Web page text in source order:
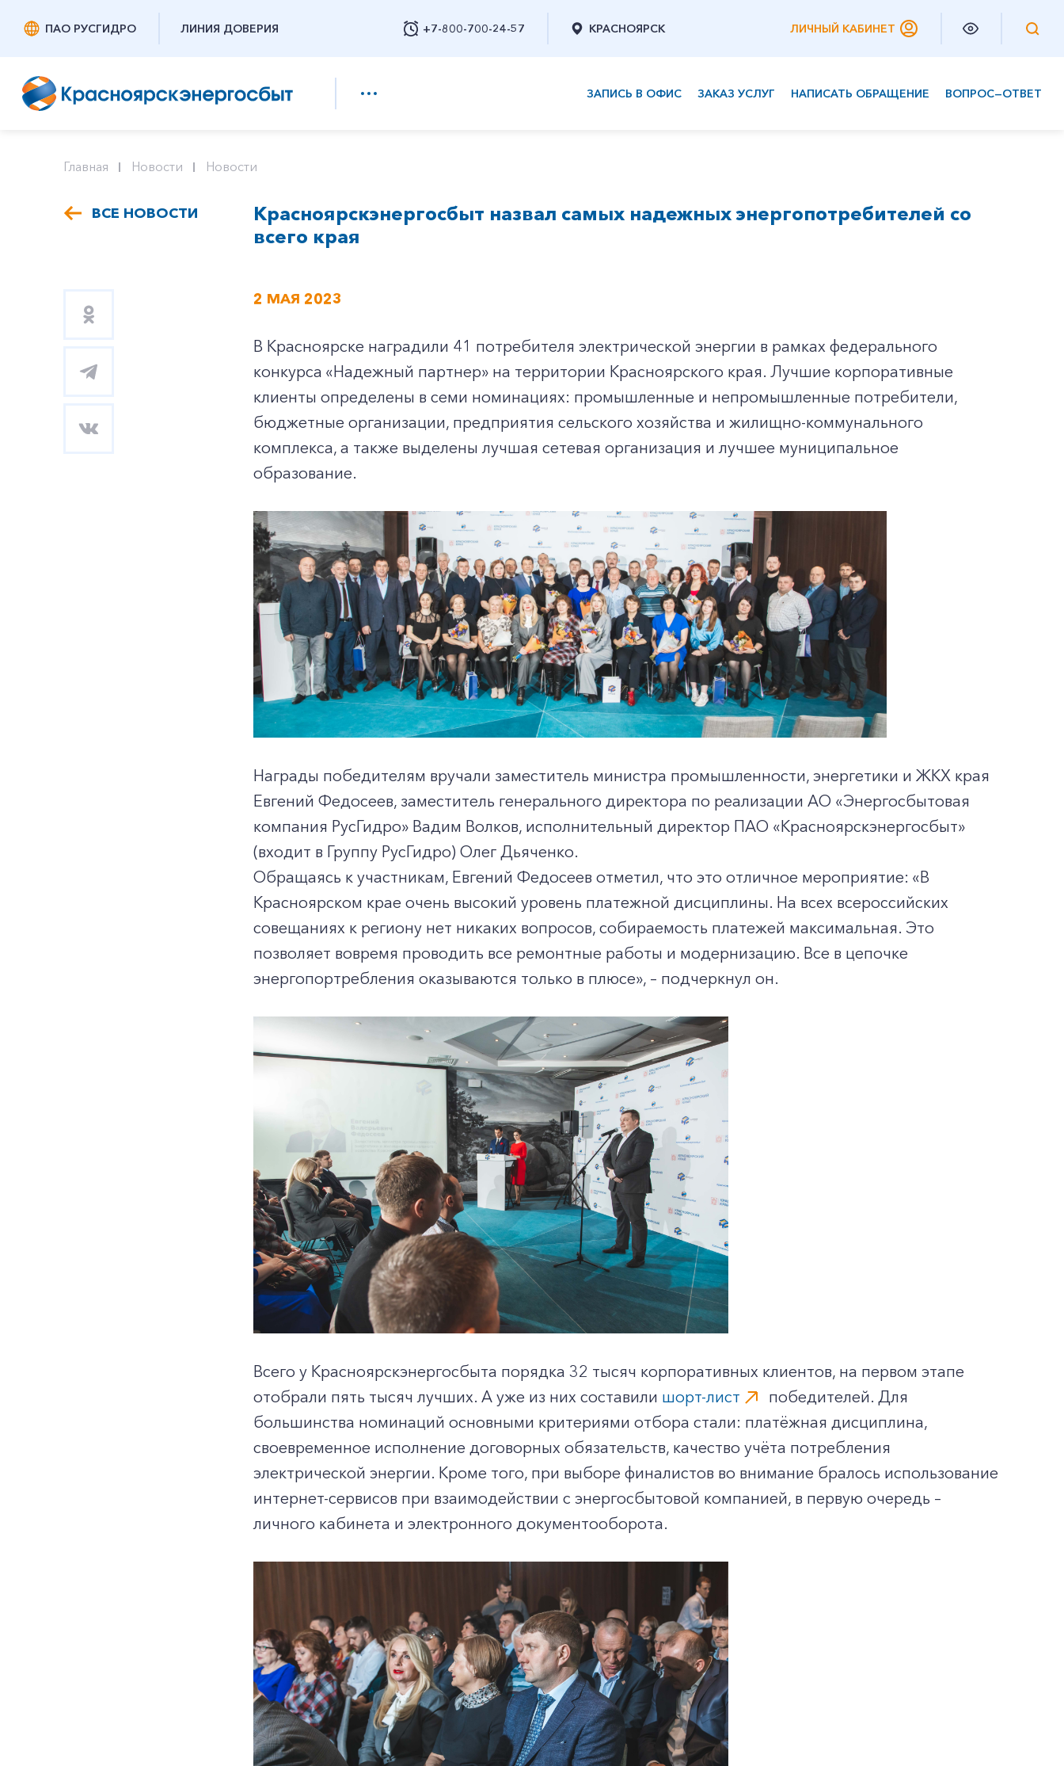
ПАО РУСГИДРО ЛИНИЯ ДОВЕРИЯ +7-800-700-24-57
Заказать обратный звонок
КРАСНОЯРСК ЛИЧНЫЙ КАБИНЕТ
ЗАПИСЬ В ОФИС ЗАКАЗ УСЛУГ НАПИСАТЬ ОБРАЩЕНИЕ ВОПРОС—ОТВЕТ
Главная Новости Новости
ВСЕ НОВОСТИ
Красноярскэнергосбыт назвал самых надежных энергопотребителей со
всего края
2 МАЯ 2023
В Красноярске наградили 41 потребителя электрической энергии в рамках федерального
конкурса «Надежный партнер» на территории Красноярского края. Лучшие корпоративные
клиенты определены в семи номинациях: промышленные и непромышленные потребители,
бюджетные организации, предприятия сельского хозяйства и жилищно-коммунального
комплекса, а также выделены лучшая сетевая организация и лучшее муниципальное
образование.
Награды победителям вручали заместитель министра промышленности, энергетики и ЖКХ края
Евгений Федосеев, заместитель генерального директора по реализации АО «Энергосбытовая
компания РусГидро» Вадим Волков, исполнительный директор ПАО «Красноярскэнергосбыт»
(входит в Группу РусГидро) Олег Дьяченко.
Обращаясь к участникам, Евгений Федосеев отметил, что это отличное мероприятие: «В
Красноярском крае очень высокий уровень платежной дисциплины. На всех всероссийских
совещаниях к региону нет никаких вопросов, собираемость платежей максимальная. Это
позволяет вовремя проводить все ремонтные работы и модернизацию. Все в цепочке
энергопортребления оказываются только в плюсе», – подчеркнул он.
Всего у Красноярскэнергосбыта порядка 32 тысяч корпоративных клиентов, на первом этапе
отобрали пять тысяч лучших. А уже из них составили шорт-лист
победителей. Для
большинства номинаций основными критериями отбора стали: платёжная дисциплина,
своевременное исполнение договорных обязательств, качество учёта потребления
электрической энергии. Кроме того, при выборе финалистов во внимание бралось использование
интернет-сервисов при взаимодействии с энергосбытовой компанией, в первую очередь –
личного кабинета и электронного документооборота.